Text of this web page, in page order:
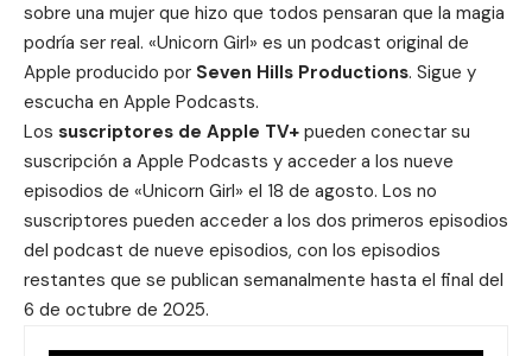
sobre una mujer que hizo que todos pensaran que la magia
podría ser real. «Unicorn Girl» es un podcast original de
Apple producido por Seven Hills Productions. Sigue y
escucha en Apple Podcasts.
Los suscriptores de Apple TV+ pueden conectar su
suscripción a Apple Podcasts y acceder a los nueve
episodios de «Unicorn Girl» el 18 de agosto. Los no
suscriptores pueden acceder a los dos primeros episodios
del podcast de nueve episodios, con los episodios
restantes que se publican semanalmente hasta el final del
6 de octubre de 2025.